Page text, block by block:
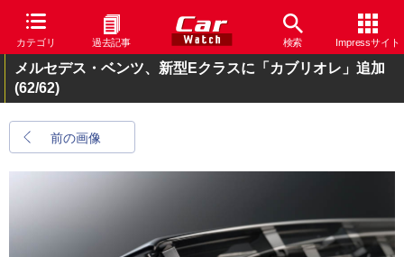
カテゴリ 過去記事 検索 Impressサイト
メルセデス・ベンツ、新型Eクラスに「カブリオレ」追加
(62/62)
前の画像